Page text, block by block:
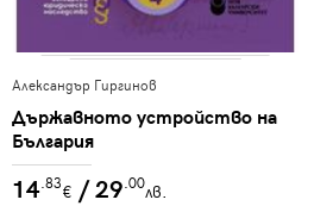
Александър Гиргинов
Държавното устройство на
България
14.83€ / 29.00лв.